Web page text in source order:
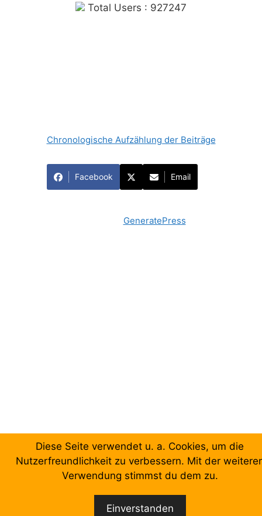
Total Users : 927247
Chronologische Aufzählung der Beiträge
Facebook Email
GeneratePress
Diese Seite verwendet u. a. Cookies, um die
Nutzerfreundlichkeit zu verbessern. Mit der
Verwendung stimmst du dem zu.
Einverstanden